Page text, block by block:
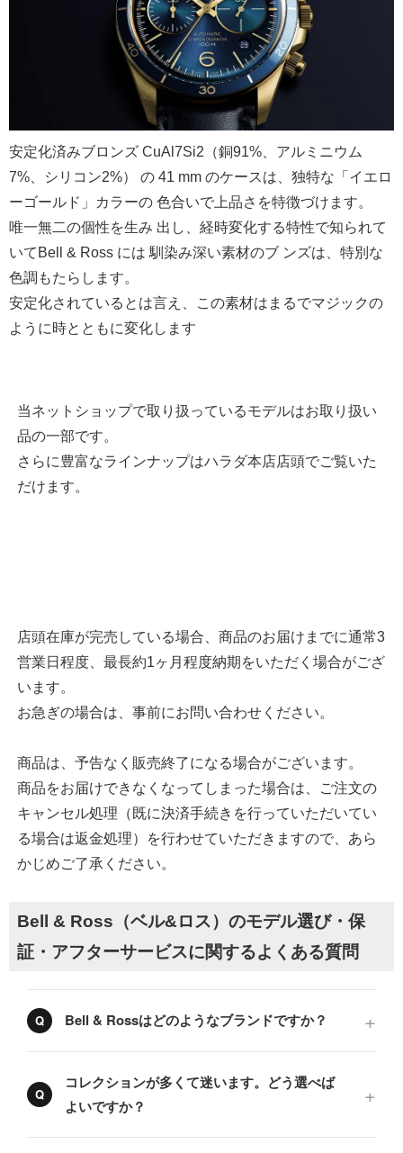
安定化済みブロンズ CuAl7Si2（銅91%、アルミニウム
7%、シリコン2%） の 41 mm のケースは、独特な「イエロ
ーゴールド」カラーの 色合いで上品さを特徴づけます。
唯一無二の個性を生み 出し、経時変化する特性で知られて
いてBell & Ross には 馴染み深い素材のブ ンズは、特別な
色調もたらします。
安定化されているとは言え、この素材はまるでマジックの
ように時とともに変化します
当ネットショップで取り扱っているモデルはお取り扱い
品の一部です。
さらに豊富なラインナップはハラダ本店店頭でご覧いた
だけます。
店頭在庫が完売している場合、商品のお届けまでに通常3
営業日程度、最長約1ヶ月程度納期をいただく場合がござ
います。
お急ぎの場合は、事前にお問い合わせください。
商品は、予告なく販売終了になる場合がございます。
商品をお届けできなくなってしまった場合は、ご注文の
キャンセル処理（既に決済手続きを行っていただいてい
る場合は返金処理）を行わせていただきますので、あら
かじめご了承ください。
Bell & Ross（ベル&ロス）のモデル選び・保
証・アフターサービスに関するよくある質問
Bell & Rossはどのようなブランドですか？
コレクションが多くて迷います。どう選べば
よいですか？